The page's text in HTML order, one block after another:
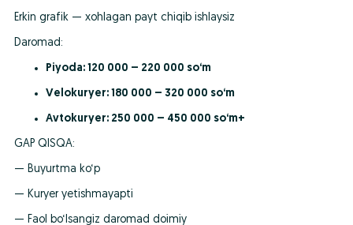
Erkin grafik — xohlagan payt chiqib ishlaysiz
Daromad:
Piyoda: 120 000 – 220 000 so‘m
Velokuryer: 180 000 – 320 000 so‘m
Avtokuryer: 250 000 – 450 000 so‘m+
GAP QISQA:
— Buyurtma ko‘p
— Kuryer yetishmayapti
— Faol bo‘lsangiz daromad doimiy